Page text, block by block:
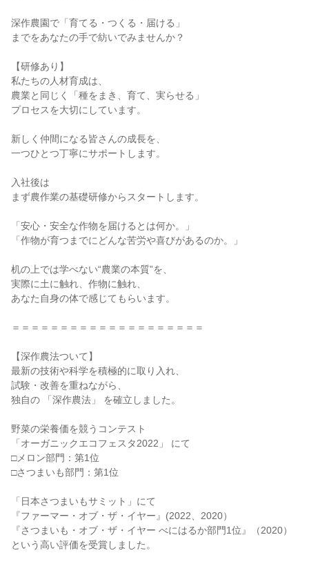
深作農園で「育てる・つくる・届ける」
までをあなたの手で紡いでみませんか？
【研修あり】
私たちの人材育成は、
農業と同じく「種をまき、育て、実らせる」
プロセスを大切にしています。
新しく仲間になる皆さんの成長を、
一つひとつ丁寧にサポートします。
入社後は
まず農作業の基礎研修からスタートします。
「安心・安全な作物を届けるとは何か。」
「作物が育つまでにどんな苦労や喜びがあるのか。」
机の上では学べない“農業の本質”を、
実際に土に触れ、作物に触れ、
あなた自身の体で感じてもらいます。
＝＝＝＝＝＝＝＝＝＝＝＝＝＝＝＝＝＝＝＝
【深作農法ついて】
最新の技術や科学を積極的に取り入れ、
試験・改善を重ねながら、
独自の 「深作農法」 を確立しました。
野菜の栄養価を競うコンテスト
「オーガニックエコフェスタ2022」 にて
□メロン部門：第1位
□さつまいも部門：第1位
「日本さつまいもサミット」にて
『ファーマー・オブ・ザ・イヤー』(2022、2020）
『さつまいも・オブ・ザ・イヤー べにはるか部門1位』（2020）
という高い評価を受賞しました。